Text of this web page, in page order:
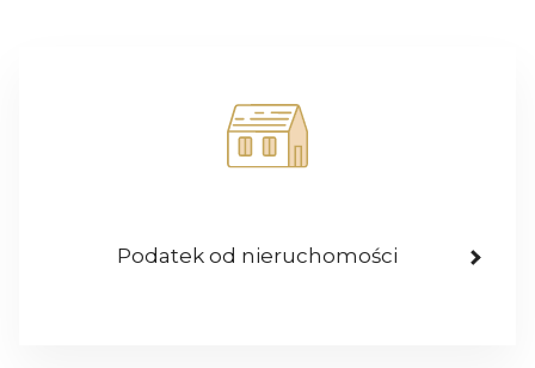
Podatek od nieruchomości